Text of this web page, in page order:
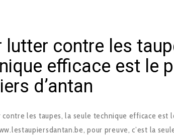
lutter contre les
efficace est le
d’antan
les taupes, la seule technique efficace est
pour preuve, c’est la